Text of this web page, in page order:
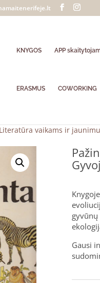
KNYGOS APP
ERASMUS COWORKING
Literatūra vaikams ir
Gausi